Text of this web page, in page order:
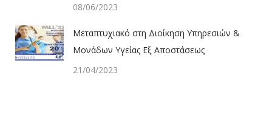
08/06/2023
Μεταπτυχιακό στη Διοίκηση Υπηρεσιών &
Μονάδων Υγείας Εξ Αποστάσεως
21/04/2023